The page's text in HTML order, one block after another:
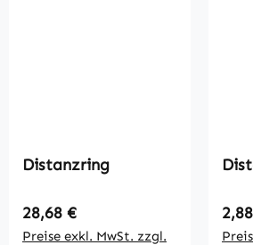
Distanzring
Regulärer Preis:
28,68 €
Preise exkl. MwSt. zzgl.